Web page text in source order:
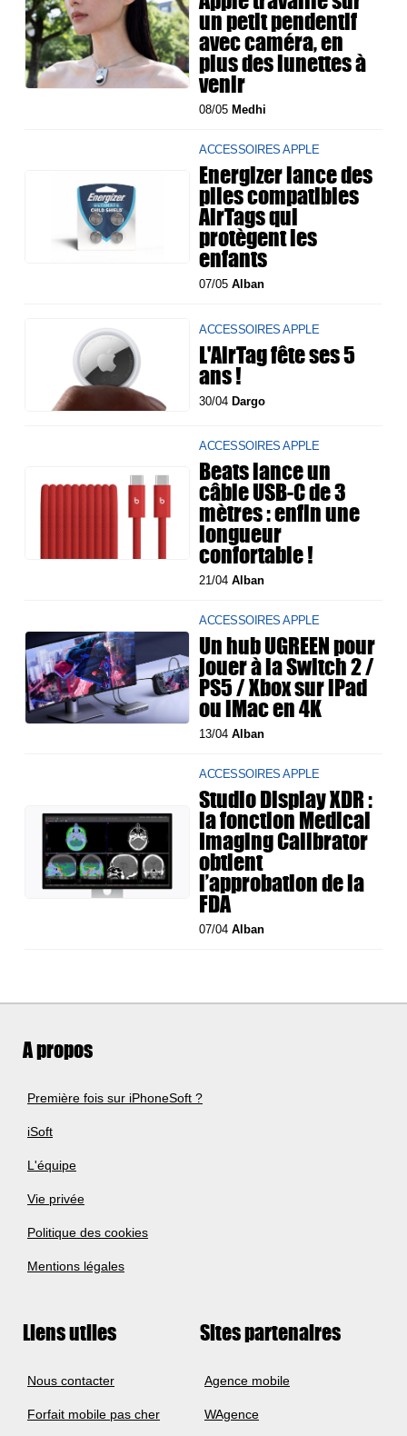
un petit pendentif
avec caméra, en
plus des lunettes à
venir
08/05 Medhi
ACCESSOIRES APPLE
Energizer lance des
piles compatibles
AirTags qui
protègent les
enfants
07/05Alban
ACCESSOIRES APPLE
L'AirTag fête ses 5
ans !
30/04Dargo
ACCESSOIRES APPLE
Beats lance un
câble USB-C de 3
mètres : enfin une
longueur
confortable !
21/04Alban
ACCESSOIRES APPLE
Un hub UGREEN pour
jouer à la Switch 2 /
PS5 / Xbox sur iPad
ou iMac en 4K
13/04Alban
ACCESSOIRES APPLE
Studio Display XDR :
la fonction Medical
Imaging Calibrator
obtient
l’approbation de la
FDA
07/04Alban
A propos
Première fois sur iPhoneSoft ?
iSoft
L'équipe
Vie privée
Politique des cookies
Mentions légales
Liens utiles
Nous contacter
Forfait mobile pas cher
Sites partenaires
Agence mobile
WAgence